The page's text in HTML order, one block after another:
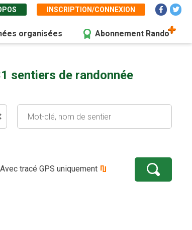
INSCRIPTION/CONNEXION
organisées Abonnement Rando
sentiers de randonnée
Avec tracé GPS uniquement